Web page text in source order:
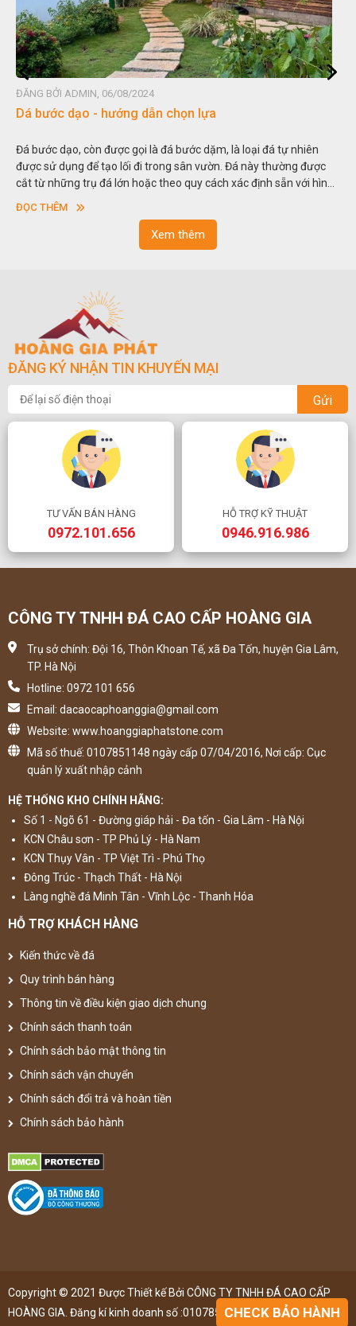
ĐĂNG BỞI ADMIN, 06/08/2024
Dá bước dạo - hướng dẫn chọn lựa
Đá bước dạo, còn được gọi là đá bước dặm, là loại đá tự nhiên
được sử dụng để tạo lối đi trong sân vườn. Đá này thường được
cắt từ những trụ đá lớn hoặc theo quy cách xác định sẵn với hình
vuông hoặc hình chữ nhật và có độ dày khác nhau.
ĐỌC THÊM
Xem thêm
ĐĂNG KÝ NHẬN TIN KHUYẾN MẠI
Gửi
TƯ VẤN BÁN HÀNG
0972.101.656
HỖ TRỢ KỸ THUẬT
0946.916.986
CÔNG TY TNHH ĐÁ CAO CẤP HOÀNG GIA
Trụ sở chính: Đội 16, Thôn Khoan Tế, xã Đa Tốn, huyện Gia Lâm,
TP. Hà Nội
Hotline: 0972 101 656
Email: dacaocaphoanggia@gmail.com
Website: www.hoanggiaphatstone.com
Mã số thuế: 0107851148 ngày cấp 07/04/2016, Nơi cấp: Cục
quản lý xuất nhập cảnh
HỆ THỐNG KHO CHÍNH HÃNG:
Số 1 - Ngõ 61 - Đường giáp hải - Đa tốn - Gia Lâm - Hà Nội
KCN Châu sơn - TP Phủ Lý - Hà Nam
KCN Thụy Vân - TP Việt Trì - Phú Thọ
Đông Trúc - Thạch Thất - Hà Nội
Làng nghề đá Minh Tân - Vĩnh Lộc - Thanh Hóa
HỖ TRỢ KHÁCH HÀNG
Kiến thức về đá
Quy trình bán hàng
Thông tin về điều kiện giao dịch chung
Chính sách thanh toán
Chính sách bảo mật thông tin
Chính sách vận chuyển
Chính sách đổi trả và hoàn tiền
Chính sách bảo hành
Copyright © 2021 Được Thiết kế Bởi CÔNG TY TNHH ĐÁ CAO CẤP
HOÀNG GIA. Đăng kí kinh doanh số :0107851148 ,đã được đăng kí
CHECK BẢO HÀNH